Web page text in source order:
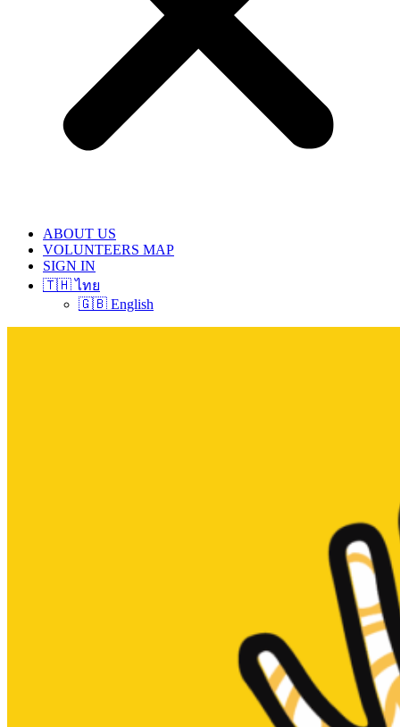
ABOUT US
VOLUNTEERS MAP
SIGN IN
🇹🇭 ไทย
🇬🇧 English